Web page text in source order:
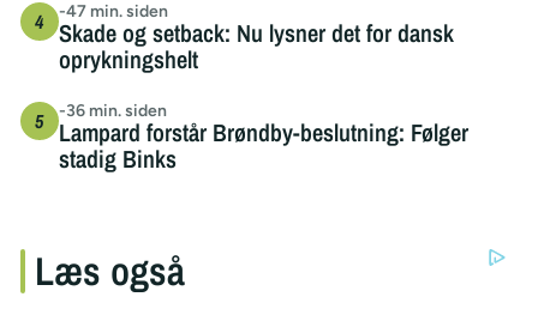
-47 min. siden
Skade og setback: Nu lysner det for dansk
oprykningshelt
-36 min. siden
Lampard forstår Brøndby-beslutning: Følger
stadig Binks